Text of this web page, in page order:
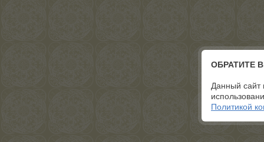
ОБРАТИТЕ
Данный сайт
Политикой